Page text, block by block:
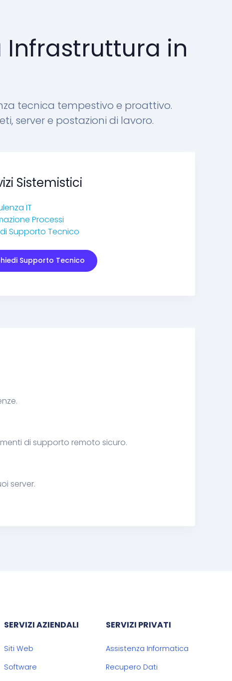
Infrastruttura in
tecnica tempestivo e proattivo.
server e postazioni di lavoro.
Sistemistici
IT
Processi
Supporto Tecnico
Supporto Tecnico
di supporto remoto sicuro.
server.
SERVIZI AZIENDALI
Siti Web
Software
SERVIZI PRIVATI
Assistenza Informatica
Recupero Dati